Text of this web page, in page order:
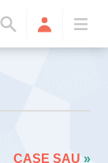
CASE SAU »